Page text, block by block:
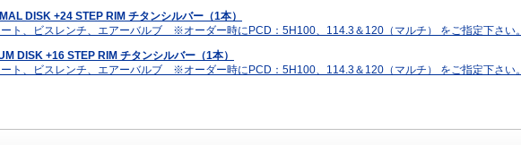
DISK +24 STEP RIM チタンシルバー（1本）
ト、ビスレンチ、エアーバルブ ※オーダー時にPCD：5H100、114.3＆120（マルチ） をご指定下さい。
DISK +16 STEP RIM チタンシルバー（1本）
ト、ビスレンチ、エアーバルブ ※オーダー時にPCD：5H100、114.3＆120（マルチ） をご指定下さい。